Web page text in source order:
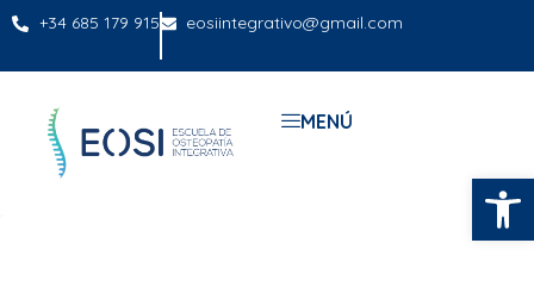
+34 685 179 915 eosiintegrativo@gmail.com
MENÚ